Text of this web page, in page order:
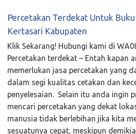
Percetakan Terdekat Untuk
Kertasari Kabupaten
Klik Sekarang! Hubungi kami di
Percetakan terdekat – Entah kapan
memerlukan jasa percetakan yang
dalam segi kualitas cetakan dan
penyelesaian. Selain itu anda ingin
mencari percetakan yang dekat
manusia tidak berlebihan jika kita
sesuatunya cepat, meskipun